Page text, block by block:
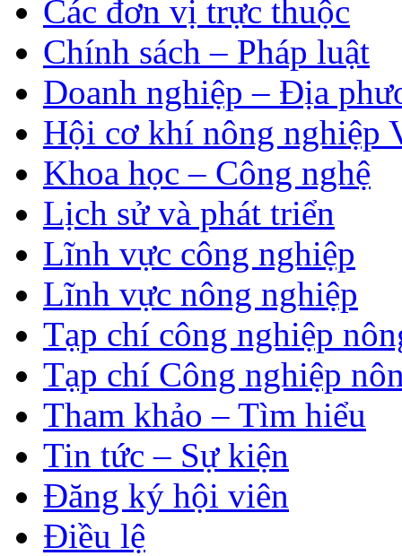
Các đơn vị trực thuộc
Chính sách – Pháp luật
Doanh nghiệp – Địa
Hội cơ khí nông nghiệp
Khoa học – Công nghệ
Lịch sử và phát triển
Lĩnh vực công nghiệp
Lĩnh vực nông nghiệp
Tạp chí công nghiệp
Tạp chí Công nghiệp
Tham khảo – Tìm hiểu
Tin tức – Sự kiện
Đăng ký hội viên
Điều lệ